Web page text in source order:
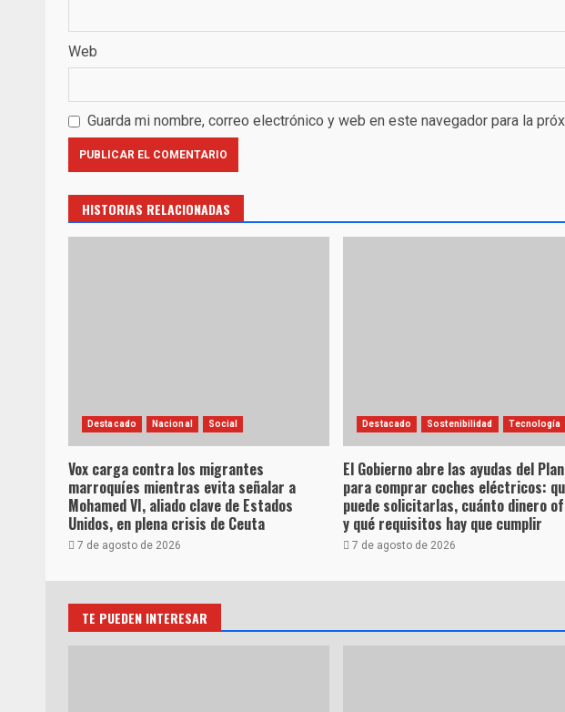
Web
Guarda mi nombre, correo electrónico y web en este navegador para la
HISTORIAS RELACIONADAS
Destacado Nacional Social
Vox carga contra los migrantes
marroquíes mientras evita señalar a
Mohamed VI, aliado clave de Estados
Unidos, en plena crisis de Ceuta
7 de agosto de 2026
Destacado Sostenibilidad Tecnología
El Gobierno abre las ayudas del
para comprar coches eléctricos:
puede solicitarlas, cuánto dinero
y qué requisitos hay que cumplir
7 de agosto de 2026
TE PUEDEN INTERESAR